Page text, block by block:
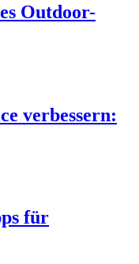
Outdoor-
verbessern:
für